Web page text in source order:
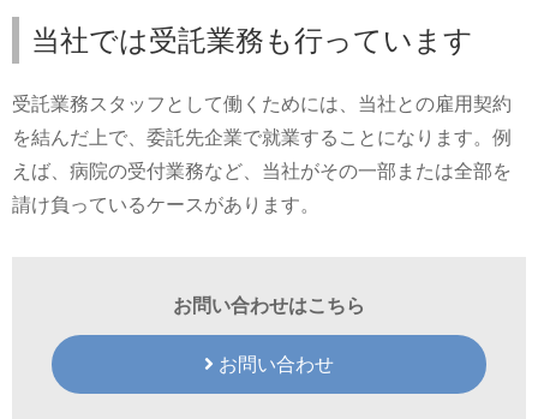
当社では受託業務も行っています
受託業務スタッフとして働くためには、当社との雇用契約
を結んだ上で、委託先企業で就業することになります。例
えば、病院の受付業務など、当社がその一部または全部を
請け負っているケースがあります。
お問い合わせはこちら
お問い合わせ